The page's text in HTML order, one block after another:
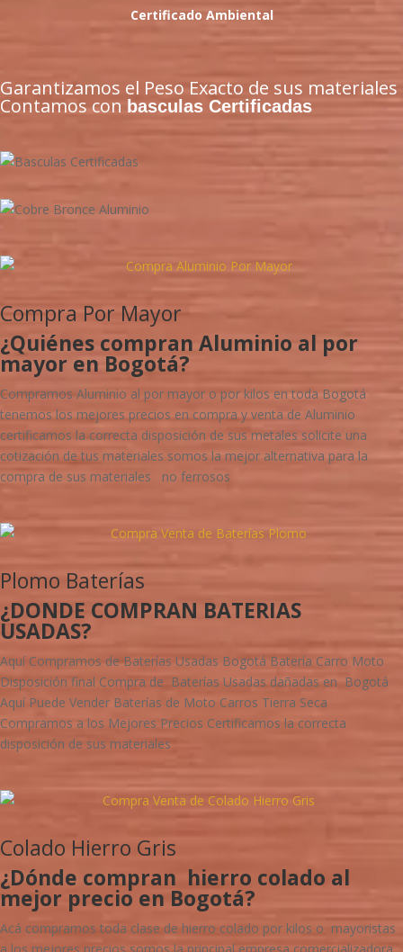
Certificado Ambiental
Garantizamos el Peso Exacto de sus materiales
Contamos con basculas Certificadas
Compra Por Mayor
¿Quiénes compran Aluminio al por
mayor en Bogotá?
Compramos Aluminio al por mayor o por kilos en toda Bogotá
tenemos los mejores precios en compra y venta de Aluminio
certificamos la correcta disposición de sus metales solicite una
cotización de tus materiales somos la mejor alternativa para la
compra de sus materiales no ferrosos
Plomo Baterías
¿DONDE COMPRAN BATERIAS
USADAS?
Aquí Compramos de Baterías Usadas Bogotá Batería Carro Moto
Disposición final Compra de Baterías Usadas dañadas en Bogotá
Aquí Puede Vender Baterías de Moto Carros Tierra Seca
Compramos a los Mejores Precios Certificamos la correcta
disposición de sus materiales
Colado Hierro Gris
¿Dónde compran hierro colado al
mejor precio en Bogotá?
Acá compramos toda clase de hierro colado por kilos o mayoristas